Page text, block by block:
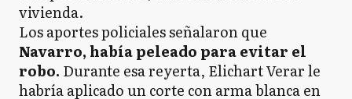
vivienda.
Los aportes policiales señalaron que
Navarro, había peleado para evitar el
robo. Durante esa reyerta, Elichart Verar le
habría aplicado un corte con arma blanca en